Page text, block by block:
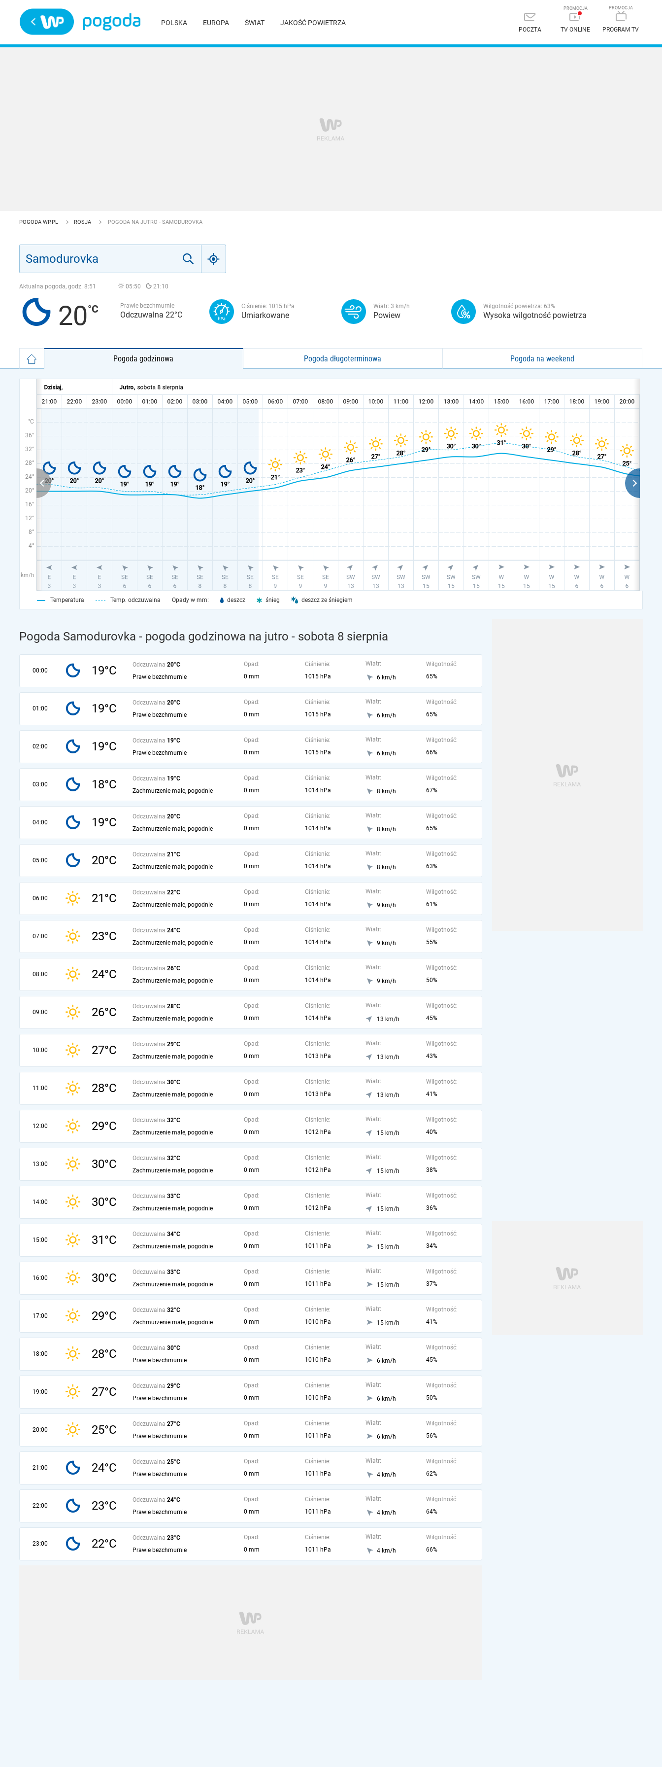
POLSKA EUROPA ŚWIAT JAKOŚĆ POWIETRZA
POCZTA TV ONLINE PROGRAM TV
POGODA WP.PL ROSJA POGODA NA JUTRO - SAMODUROVKA
Aktualna pogoda, godz. 8:51 05:50 21:10
20 Prawie bezchmurnie
Odczuwalna 22°C
Ciśnienie: 1015 hPa
Umiarkowane
Wiatr: 3 km/h
Powiew
Wilgotność powietrza: 63%
Wysoka wilgotność powietrza
Pogoda godzinowa Pogoda długoterminowa Pogoda na weekend
°C
36°
32°
28°
24°
20°
16°
12°
8°
4°
km/h
Temperatura Temp. odczuwalna Opady w mm: deszcz śnieg deszcz ze śniegiem
Pogoda Samodurovka - pogoda godzinowa na jutro - sobota 8 sierpnia
00:00 19°C Odczuwalna 20°C
Prawie bezchmurnie
Opad:
0 mm
Ciśnienie:
1015 hPa
Wiatr:
6 km/h
Wilgotność:
65%
01:00 19°C Odczuwalna 20°C
Prawie bezchmurnie
Opad:
0 mm
Ciśnienie:
1015 hPa
Wiatr:
6 km/h
Wilgotność:
65%
02:00 19°C Odczuwalna 19°C
Prawie bezchmurnie
Opad:
0 mm
Ciśnienie:
1015 hPa
Wiatr:
6 km/h
Wilgotność:
66%
03:00 18°C Odczuwalna 19°C
Zachmurzenie małe, pogodnie
Opad:
0 mm
Ciśnienie:
1014 hPa
Wiatr:
8 km/h
Wilgotność:
67%
04:00 19°C Odczuwalna 20°C
Zachmurzenie małe, pogodnie
Opad:
0 mm
Ciśnienie:
1014 hPa
Wiatr:
8 km/h
Wilgotność:
65%
05:00 20°C Odczuwalna 21°C
Zachmurzenie małe, pogodnie
Opad:
0 mm
Ciśnienie:
1014 hPa
Wiatr:
8 km/h
Wilgotność:
63%
06:00 21°C Odczuwalna 22°C
Zachmurzenie małe, pogodnie
Opad:
0 mm
Ciśnienie:
1014 hPa
Wiatr:
9 km/h
Wilgotność:
61%
07:00 23°C Odczuwalna 24°C
Zachmurzenie małe, pogodnie
Opad:
0 mm
Ciśnienie:
1014 hPa
Wiatr:
9 km/h
Wilgotność:
55%
08:00 24°C Odczuwalna 26°C
Zachmurzenie małe, pogodnie
Opad:
0 mm
Ciśnienie:
1014 hPa
Wiatr:
9 km/h
Wilgotność:
50%
09:00 26°C Odczuwalna 28°C
Zachmurzenie małe, pogodnie
Opad:
0 mm
Ciśnienie:
1014 hPa
Wiatr:
13 km/h
Wilgotność:
45%
10:00 27°C Odczuwalna 29°C
Zachmurzenie małe, pogodnie
Opad:
0 mm
Ciśnienie:
1013 hPa
Wiatr:
13 km/h
Wilgotność:
43%
11:00 28°C Odczuwalna 30°C
Zachmurzenie małe, pogodnie
Opad:
0 mm
Ciśnienie:
1013 hPa
Wiatr:
13 km/h
Wilgotność:
41%
12:00 29°C Odczuwalna 32°C
Zachmurzenie małe, pogodnie
Opad:
0 mm
Ciśnienie:
1012 hPa
Wiatr:
15 km/h
Wilgotność:
40%
13:00 30°C Odczuwalna 32°C
Zachmurzenie małe, pogodnie
Opad:
0 mm
Ciśnienie:
1012 hPa
Wiatr:
15 km/h
Wilgotność:
38%
14:00 30°C Odczuwalna 33°C
Zachmurzenie małe, pogodnie
Opad:
0 mm
Ciśnienie:
1012 hPa
Wiatr:
15 km/h
Wilgotność:
36%
15:00 31°C Odczuwalna 34°C
Zachmurzenie małe, pogodnie
Opad:
0 mm
Ciśnienie:
1011 hPa
Wiatr:
15 km/h
Wilgotność:
34%
16:00 30°C Odczuwalna 33°C
Zachmurzenie małe, pogodnie
Opad:
0 mm
Ciśnienie:
1011 hPa
Wiatr:
15 km/h
Wilgotność:
37%
17:00 29°C Odczuwalna 32°C
Zachmurzenie małe, pogodnie
Opad:
0 mm
Ciśnienie:
1010 hPa
Wiatr:
15 km/h
Wilgotność:
41%
18:00 28°C Odczuwalna 30°C
Prawie bezchmurnie
Opad:
0 mm
Ciśnienie:
1010 hPa
Wiatr:
6 km/h
Wilgotność:
45%
19:00 27°C Odczuwalna 29°C
Prawie bezchmurnie
Opad:
0 mm
Ciśnienie:
1010 hPa
Wiatr:
6 km/h
Wilgotność:
50%
20:00 25°C Odczuwalna 27°C
Prawie bezchmurnie
Opad:
0 mm
Ciśnienie:
1011 hPa
Wiatr:
6 km/h
Wilgotność:
56%
21:00 24°C Odczuwalna 25°C
Prawie bezchmurnie
Opad:
0 mm
Ciśnienie:
1011 hPa
Wiatr:
4 km/h
Wilgotność:
62%
22:00 23°C Odczuwalna 24°C
Prawie bezchmurnie
Opad:
0 mm
Ciśnienie:
1011 hPa
Wiatr:
4 km/h
Wilgotność:
64%
23:00 22°C Odczuwalna 23°C
Prawie bezchmurnie
Opad:
0 mm
Ciśnienie:
1011 hPa
Wiatr:
4 km/h
Wilgotność:
66%